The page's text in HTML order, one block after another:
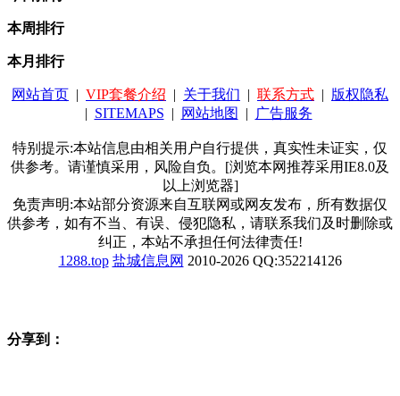
本周排行
本月排行
网站首页 | VIP套餐介绍 | 关于我们 | 联系方式 | 版权隐私
| SITEMAPS | 网站地图 | 广告服务
特别提示:本站信息由相关用户自行提供，真实性未证实，仅
供参考。请谨慎采用，风险自负。[浏览本网推荐采用IE8.0及
以上浏览器]
免责声明:本站部分资源来自互联网或网友发布，所有数据仅
供参考，如有不当、有误、侵犯隐私，请联系我们及时删除或
纠正，本站不承担任何法律责任!
1288.top 盐城信息网 2010-2026 QQ:352214126
分享到：